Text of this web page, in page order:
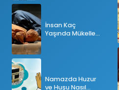
İnsan Kaç
Yaşında Mükellef
Namazda Huzur
ve Huşu Nasıl